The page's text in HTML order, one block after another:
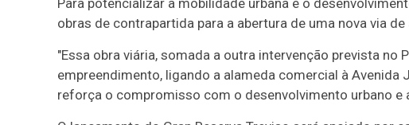
Para potencializar a mobilidade urbana e o
obras de contrapartida para a abertura de uma nova via
"Essa obra viária, somada a outra intervenção prevista no
empreendimento, ligando a alameda comercial à
reforça o compromisso com o desenvolvimento urbano e